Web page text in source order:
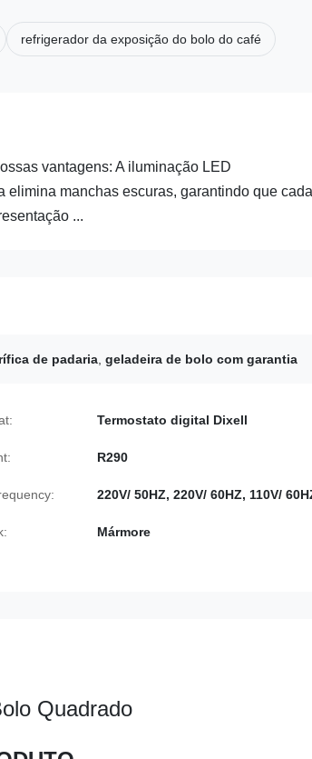
refrigerador da exposição do bolo do café
vantagens: A iluminação LED
manchas escuras, garantindo que cada
...
de padaria geladeira de bolo com garantia
Termostato digital Dixell
R290
220V/ 50HZ, 220V/ 60HZ, 110V/
Mármore
Quadrado